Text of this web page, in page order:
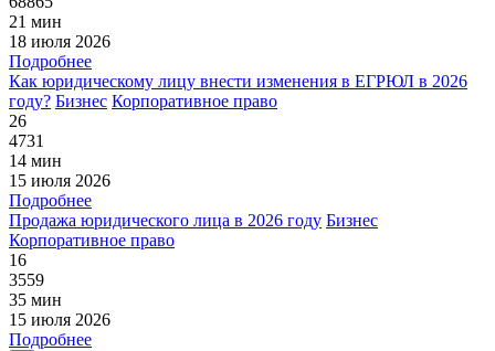
21 мин
18 июля 2026
Подробнее
Как юридическому лицу внести изменения в ЕГРЮЛ в 2026
году? Бизнес Корпоративное право
26
4731
14 мин
15 июля 2026
Подробнее
Продажа юридического лица в 2026 году Бизнес
Корпоративное право
16
3559
35 мин
15 июля 2026
Подробнее